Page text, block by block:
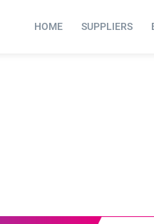
HOME SUPPLIERS